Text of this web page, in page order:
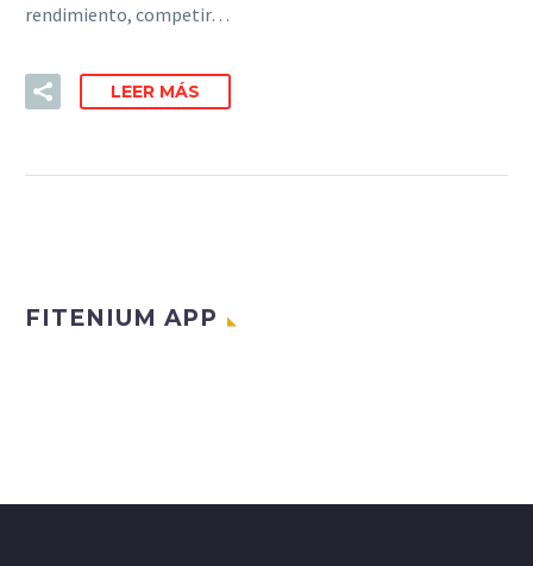
rendimiento, competir…
LEER MÁS
FITENIUM APP